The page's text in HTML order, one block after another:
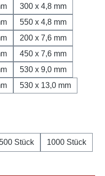
300 x 4,8 mm
550 x 4,8 mm
200 x 7,6 mm
450 x 7,6 mm
530 x 9,0 mm
verfügbar.)
530 x 13,0 mm
verfügbar.)
Stück 1000 Stück
verfügbar.)